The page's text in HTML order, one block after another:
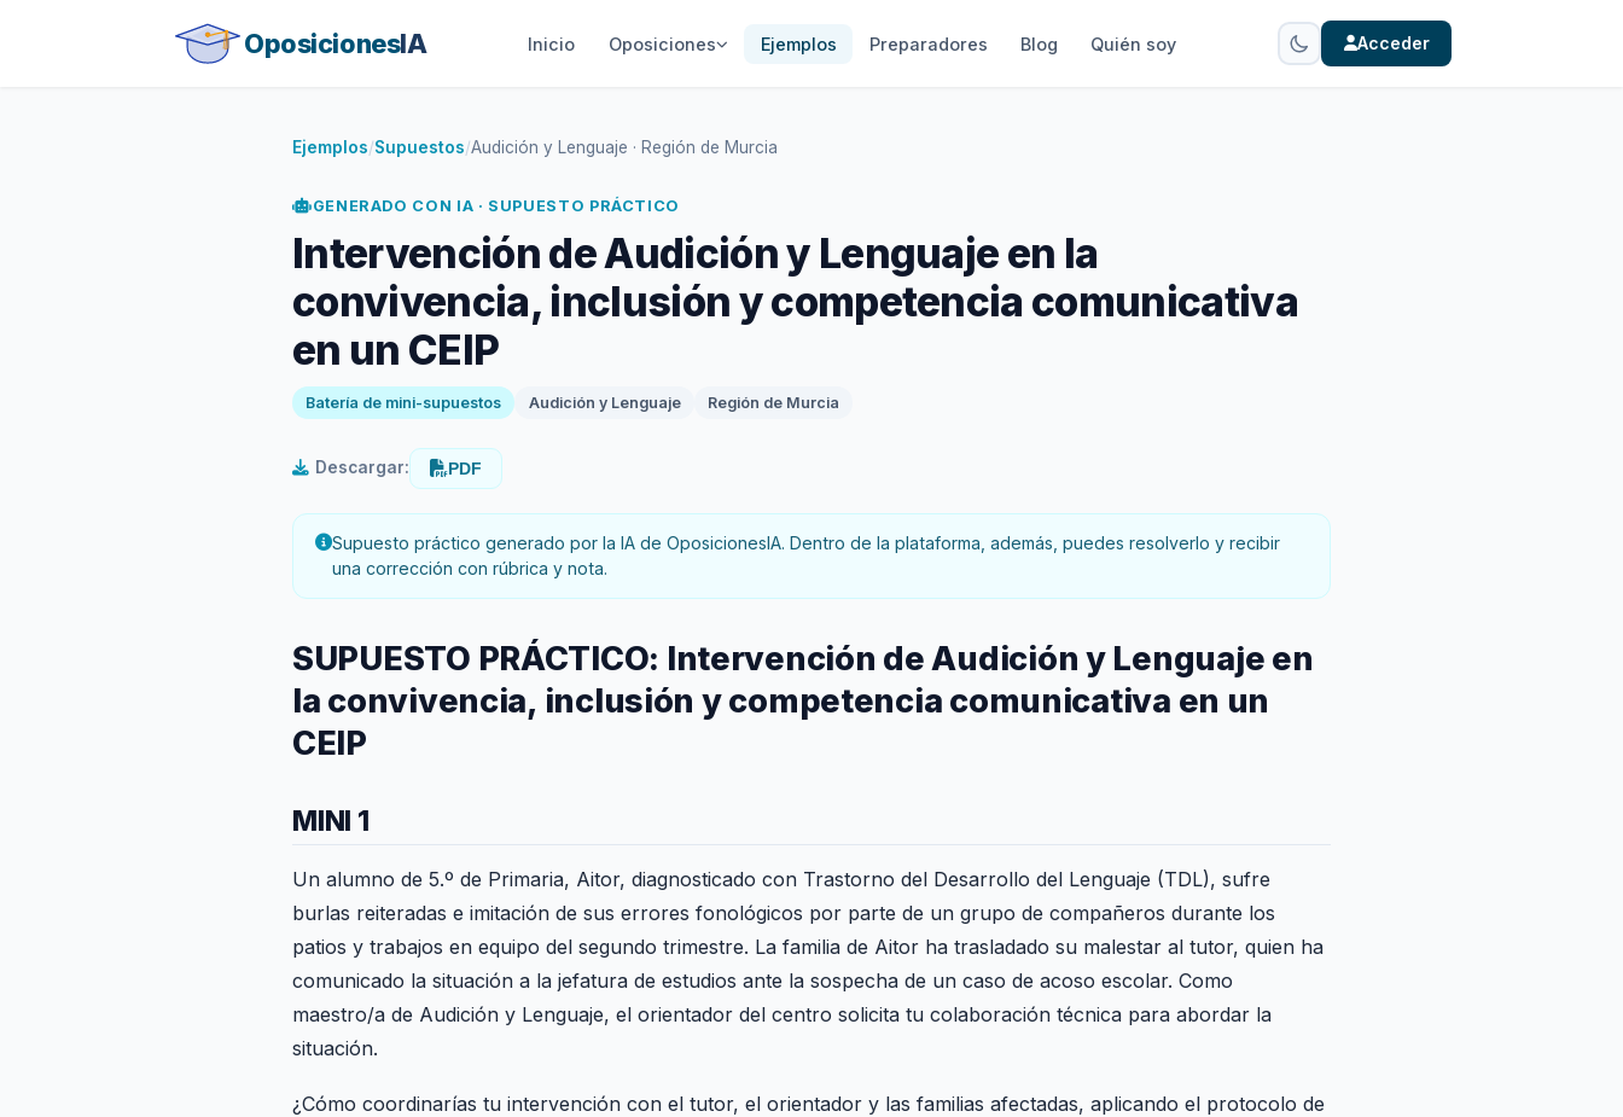
OposicionesIA Inicio Oposiciones Ejemplos Preparadores Blog Quién soy Acceder
Ejemplos/Supuestos/Audición y Lenguaje · Región de Murcia
GENERADO CON IA · SUPUESTO PRÁCTICO
Intervención de Audición y Lenguaje en la
convivencia, inclusión y competencia comunicativa
en un CEIP
Batería de mini-supuestos Audición y Lenguaje Región de Murcia
Descargar: PDF
Supuesto práctico generado por la IA de OposicionesIA. Dentro de la plataforma, además, puedes resolverlo y recibir
una corrección con rúbrica y nota.
SUPUESTO PRÁCTICO: Intervención de Audición y Lenguaje en
la convivencia, inclusión y competencia comunicativa en un
CEIP
MINI 1
Un alumno de 5.º de Primaria, Aitor, diagnosticado con Trastorno del Desarrollo del Lenguaje (TDL), sufre
burlas reiteradas e imitación de sus errores fonológicos por parte de un grupo de compañeros durante los
patios y trabajos en equipo del segundo trimestre. La familia de Aitor ha trasladado su malestar al tutor, quien ha
comunicado la situación a la jefatura de estudios ante la sospecha de un caso de acoso escolar. Como
maestro/a de Audición y Lenguaje, el orientador del centro solicita tu colaboración técnica para abordar la
situación.
¿Cómo coordinarías tu intervención con el tutor, el orientador y las familias afectadas, aplicando el protocolo de